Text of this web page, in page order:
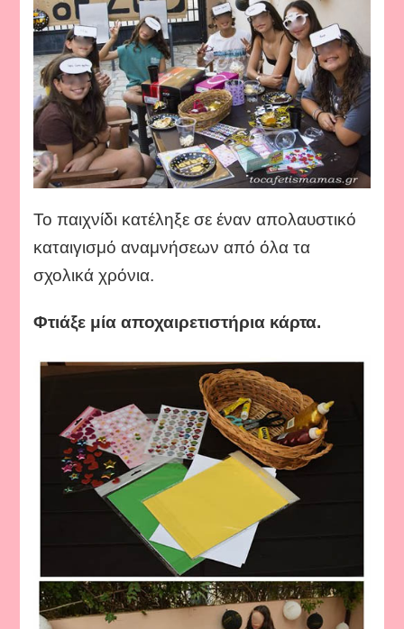
Το παιχνίδι κατέληξε σε έναν απολαυστικό
καταιγισμό αναμνήσεων από όλα τα
σχολικά χρόνια.
Φτιάξε μία αποχαιρετιστήρια κάρτα.